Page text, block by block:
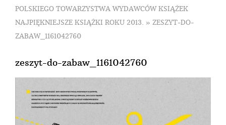
POLSKIEGO TOWARZYSTWA WYDAWCÓW KSIĄŻEK
NAJPIĘKNIEJSZE KSIĄŻKI ROKU 2013. » ZESZYT-DO-
ZABAW_1161042760
zeszyt-do-zabaw_1161042760